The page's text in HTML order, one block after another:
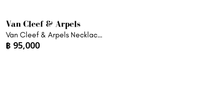
Van Cleef & Arpels
Van Cleef & Arpels Necklace
VCA Vintage Alhambra
฿ 95,000